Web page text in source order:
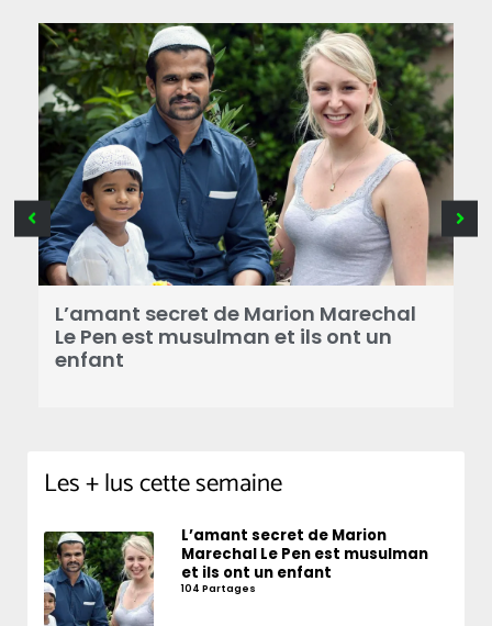
L’amant secret de Marion Marechal
Le Pen est musulman et ils ont un
enfant
Les + lus cette semaine
L’amant secret de Marion
Marechal Le Pen est musulman
et ils ont un enfant
104 Partages